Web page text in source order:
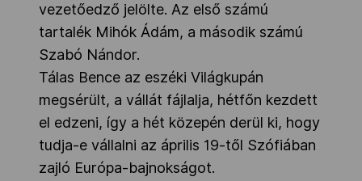
vezetőedző jelölte. Az első számú
tartalék Mihók Ádám, a második számú
Szabó Nándor.
Tálas Bence az eszéki Világkupán
megsérült, a vállát fájlalja, hétfőn kezdett
el edzeni, így a hét közepén derül ki, hogy
tudja-e vállalni az április 19-től Szófiában
zajló Európa-bajnokságot.